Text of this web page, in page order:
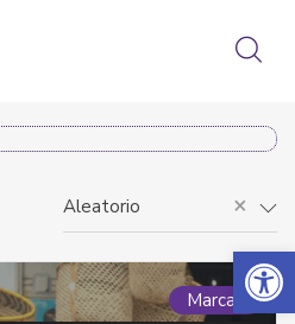
Abrir
×
Aleatorio
Marcas